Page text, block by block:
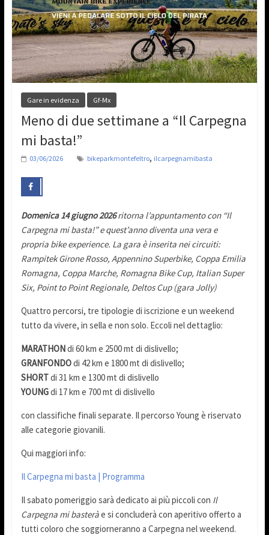
Gare in evidenza Gf-Mx
Meno di due settimane a “Il Carpegna
mi basta!”
03/06/2026 bikeparkmontefeltro, ilcarpegnamibasta
Domenica 14 giugno 2026ritorna l’appuntamento con “Il
Carpegna mi basta!” e quest’anno diventa una vera e
propria bike experience. La gara è inserita nei circuiti:
Rampitek Girone Rosso, Appennino Superbike, Coppa Emilia
Romagna, Coppa Marche, Romagna Bike Cup, Italian Super
Six, Point to Point Regionale, Deltos Cup (gara Jolly)
Quattro percorsi, tre tipologie di iscrizione e un weekend
tutto da vivere, in sella e non solo. Eccoli nel dettaglio:
MARATHONdi 60 km e 2500 mt di dislivello;
GRANFONDOdi 42 km e 1800 mt di dislivello;
SHORTdi 31 km e 1300 mt di dislivello
YOUNGdi 17 km e 700 mt di dislivello
con classifiche finali separate. Il percorso Young è riservato
alle categorie giovanili.
Qui maggiori info:
Il Carpegna mi basta | Programma
Il sabato pomeriggio sarà dedicato ai più piccoli con Il
Carpegna mi basteràe si concluderà con aperitivo offerto a
tutti coloro che soggiorneranno a Carpegna nel weekend.